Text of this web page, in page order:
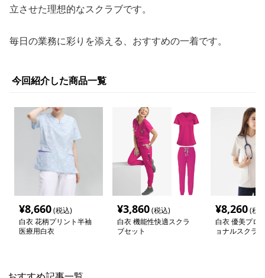
立させた理想的なスクラブです。
毎日の業務に彩りを添える、おすすめの一着です。
今回紹介した商品一覧
¥8,660(税込)
白衣 花柄プリント半袖
医療用白衣
¥3,860(税込)
白衣 機能性快適スクラ
ブセット
¥8,260(税
白衣 優美プロ
ョナルスクラブ